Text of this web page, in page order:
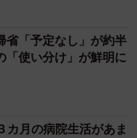
だきます！ ワンバ
れは久しぶりすぎ
省「予定なし」が約半
使い分け」が鮮明に
月の病院生活があま